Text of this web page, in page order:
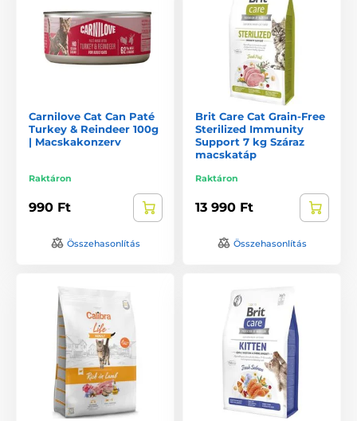
Carnilove Cat Can Paté
Turkey & Reindeer 100g
| Macskakonzerv
Raktáron
990 Ft
Összehasonlítás
Brit Care Cat Grain-Free
Sterilized Immunity
Support 7 kg Száraz
macskatáp
Raktáron
13 990 Ft
Összehasonlítás